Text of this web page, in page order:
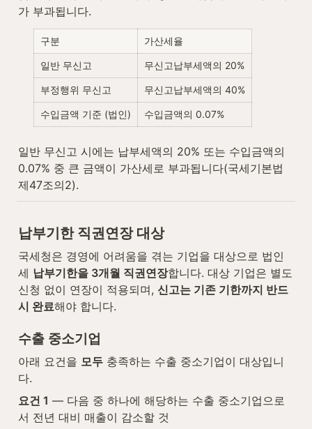
가 부과됩니다.
구분 가산세율
일반 무신고 무신고납부세액의 20%
부정행위 무신고 무신고납부세액의 40%
수입금액 기준 (법인) 수입금액의 0.07%
일반 무신고 시에는 납부세액의 20% 또는 수입금액의
0.07% 중 큰 금액이 가산세로 부과됩니다(국세기본법
제47조의2).
납부기한 직권연장 대상
국세청은 경영에 어려움을 겪는 기업을 대상으로 법인
세 납부기한을 3개월 직권연장합니다. 대상 기업은 별도
신청 없이 연장이 적용되며, 신고는 기존 기한까지 반드
시 완료해야 합니다.
수출 중소기업
아래 요건을 모두 충족하는 수출 중소기업이 대상입니
다.
요건 1 — 다음 중 하나에 해당하는 수출 중소기업으로
서 전년 대비 매출이 감소할 것